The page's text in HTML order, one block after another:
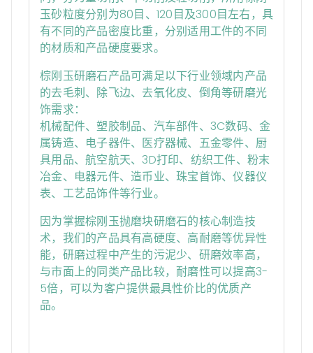
玉砂粒度分别为80目、120目及300目左右，具
有不同的产品密度比重，分别适用工件的不同
的材质和产品硬度要求。
棕刚玉研磨石产品可满足以下行业领域内产品
的去毛刺、除飞边、去氧化皮、倒角等研磨光
饰需求：
机械配件、塑胶制品、汽车部件、3C数码、金
属铸造、电子器件、医疗器械、五金零件、厨
具用品、航空航天、3D打印、纺织工件、粉末
冶金、电器元件、造币业、珠宝首饰、仪器仪
表、工艺品饰件等行业。
因为掌握棕刚玉抛磨块研磨石的核心制造技
术，我们的产品具有高硬度、高耐磨等优异性
能，研磨过程中产生的污泥少、研磨效率高，
与市面上的同类产品比较，耐磨性可以提高3-
5倍，可以为客户提供最具性价比的优质产
品。